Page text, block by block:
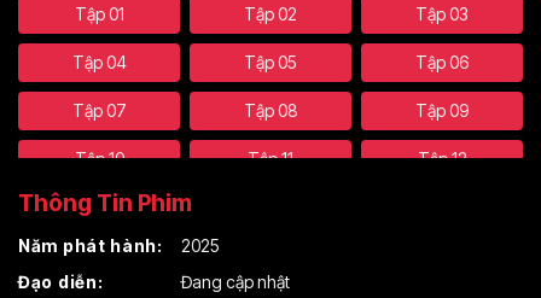
Tập 01 Tập 02 Tập 03
Tập 04 Tập 05 Tập 06
Tập 07 Tập 08 Tập 09
Tập 10 Tập 11 Tập 12
Thông Tin Phim
Năm phát hành:
2025
Đạo diễn:
Đang cập nhật